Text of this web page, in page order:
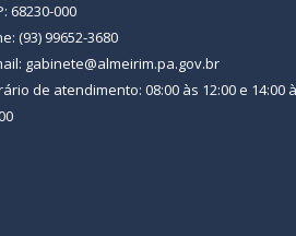
68230-000
(93) 99652-3680
gabinete@almeirim.pa.gov.br
de atendimento: 08:00 às 12:00 e 14:00